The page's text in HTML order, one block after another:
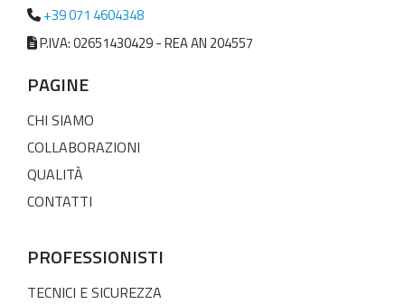
+39 071 4604348
P.IVA: 02651430429 - REA AN 204557
PAGINE
CHI SIAMO
COLLABORAZIONI
QUALITÀ
CONTATTI
PROFESSIONISTI
TECNICI E SICUREZZA